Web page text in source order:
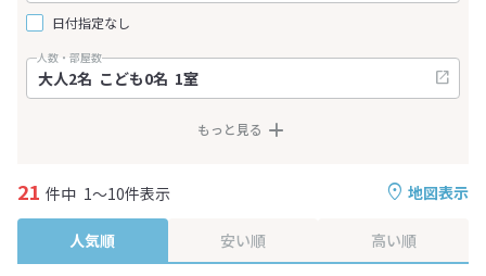
日付指定なし
人数・部屋数
もっと見る
地図表示
21 件中 1～10件表示
人気順 安い順 高い順